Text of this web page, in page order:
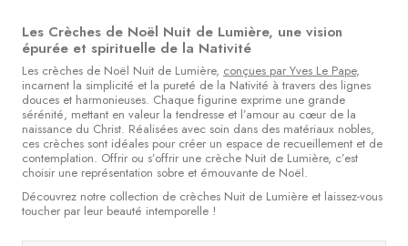
Les Crèches de Noël Nuit de Lumière, une vision
épurée et spirituelle de la Nativité
Les crèches de Noël Nuit de Lumière, conçues par Yves Le Pape,
incarnent la simplicité et la pureté de la Nativité à travers des lignes
douces et harmonieuses. Chaque figurine exprime une grande
sérénité, mettant en valeur la tendresse et l’amour au cœur de la
naissance du Christ. Réalisées avec soin dans des matériaux nobles,
ces crèches sont idéales pour créer un espace de recueillement et de
contemplation. Offrir ou s’offrir une crèche Nuit de Lumière, c’est
choisir une représentation sobre et émouvante de Noël.
Découvrez notre collection de crèches Nuit de Lumière et laissez-vous
toucher par leur beauté intemporelle !